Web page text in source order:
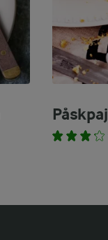
Påskpaj